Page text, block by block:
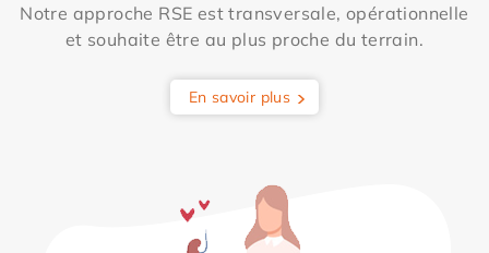
Notre approche RSE est transversale, opérationnelle
et souhaite être au plus proche du terrain.
En savoir plus